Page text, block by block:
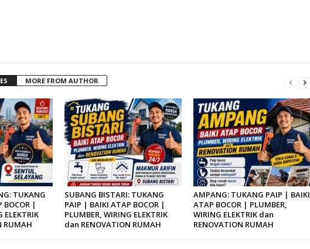
MORE FROM AUTHOR
TUKANG
BOCOR |
ELEKTRIK
RUMAH
SUBANG BISTARI: TUKANG
PAIP | BAIKI ATAP BOCOR |
PLUMBER, WIRING ELEKTRIK
dan RENOVATION RUMAH
AMPANG: TUKANG PAIP | BAIKI
ATAP BOCOR | PLUMBER,
WIRING ELEKTRIK dan
RENOVATION RUMAH